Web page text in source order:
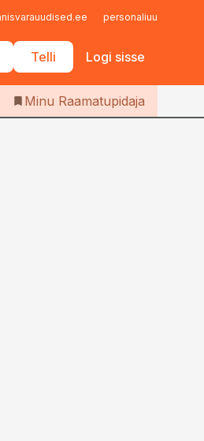
personaliuudised.ee
Telli Logi sisse
Iseteenindus
Raamatupidaja
Minu Raamatupidaja